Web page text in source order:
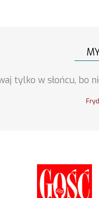
tylko w słońcu, bo